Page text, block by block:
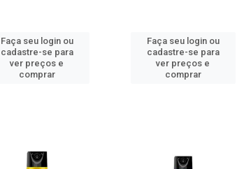
Faça seu login ou
cadastre-se para
ver preços e
comprar
Faça seu login ou
cadastre-se para
ver preços e
comprar